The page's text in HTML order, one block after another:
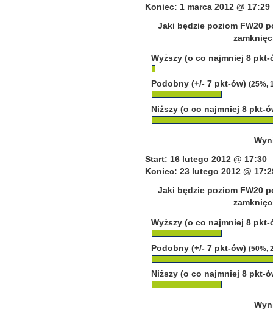
Koniec: 1 marca 2012 @ 17:29
Jaki będzie poziom FW20
Wyższy (o co najmniej 8
Podobny (+/- 7 pkt-ów) (25%,
Niższy (o co najmniej 8 pkt-
Start: 16 lutego 2012 @ 17:30
Koniec: 23 lutego 2012 @
Jaki będzie poziom FW20
Wyższy (o co najmniej 8
Podobny (+/- 7 pkt-ów) (50%,
Niższy (o co najmniej 8 pkt-